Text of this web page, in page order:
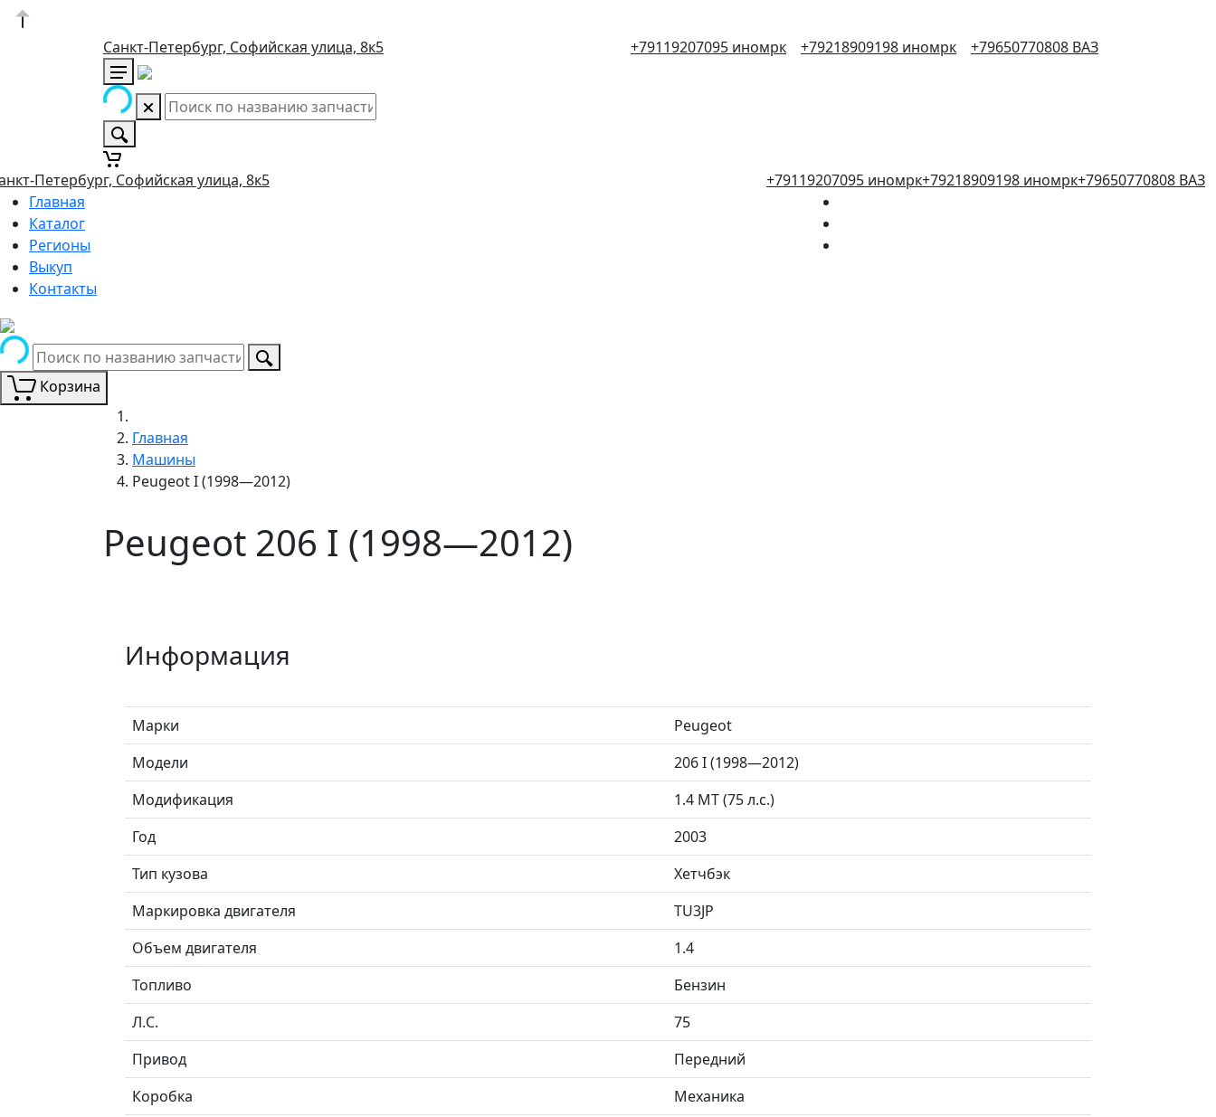
Санкт-Петербург, Софийская улица, 8к5 +79119207095 иномрк +79218909198 иномрк +79650770808 ВАЗ
Петербург, Софийская улица, 8к5 +79119207095 иномрк+79218909198 иномрк+79650770808 ВАЗ
Главная
Каталог
Регионы
Выкуп
Контакты
Корзина
Главная
Машины
Peugeot I (1998—2012)
Peugeot 206 I (1998—2012)
Информация
Марки
Peugeot
Модели
206 I (1998—2012)
Модификация
1.4 MT (75 л.с.)
Год
2003
Тип кузова
Хетчбэк
Маркировка двигателя
TU3JP
Объем двигателя
1.4
Топливо
Бензин
Л.C.
75
Привод
Передний
Коробка
Механика